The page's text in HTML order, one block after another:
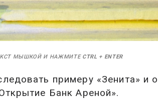
МЫШКОЙ И НАЖМИТЕ CTRL + ENTER
примеру «Зенита» и
Банк Ареной».